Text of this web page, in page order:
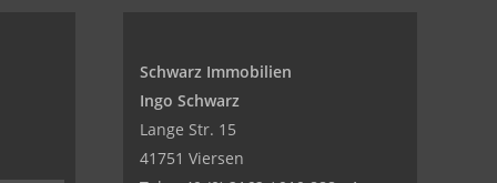
Schwarz Immobilien
Ingo Schwarz
Lange Str. 15
41751 Viersen